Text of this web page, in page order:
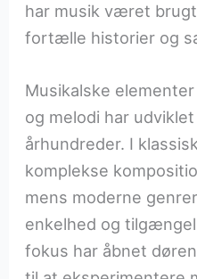
har musik været
fortælle historier og
Musikalske
og melodi har
århundreder. I
komplekse
mens moderne
enkelhed og
fokus har åbnet